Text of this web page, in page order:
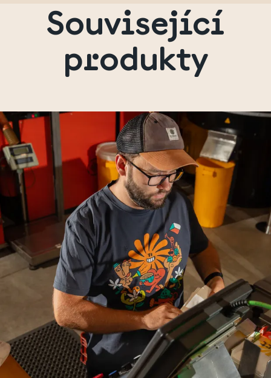
Související
produkty